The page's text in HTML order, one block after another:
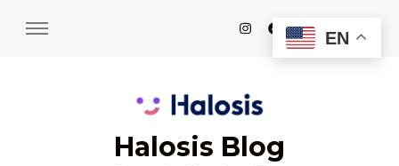
Halosis Blog
EN